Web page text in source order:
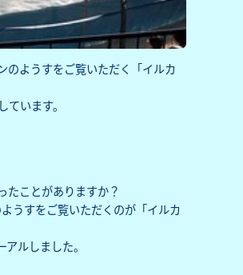
のようすをご覧いただく「イルカ
います。
たことがありますか？
うすをご覧いただくのが「イルカ
ルしました。